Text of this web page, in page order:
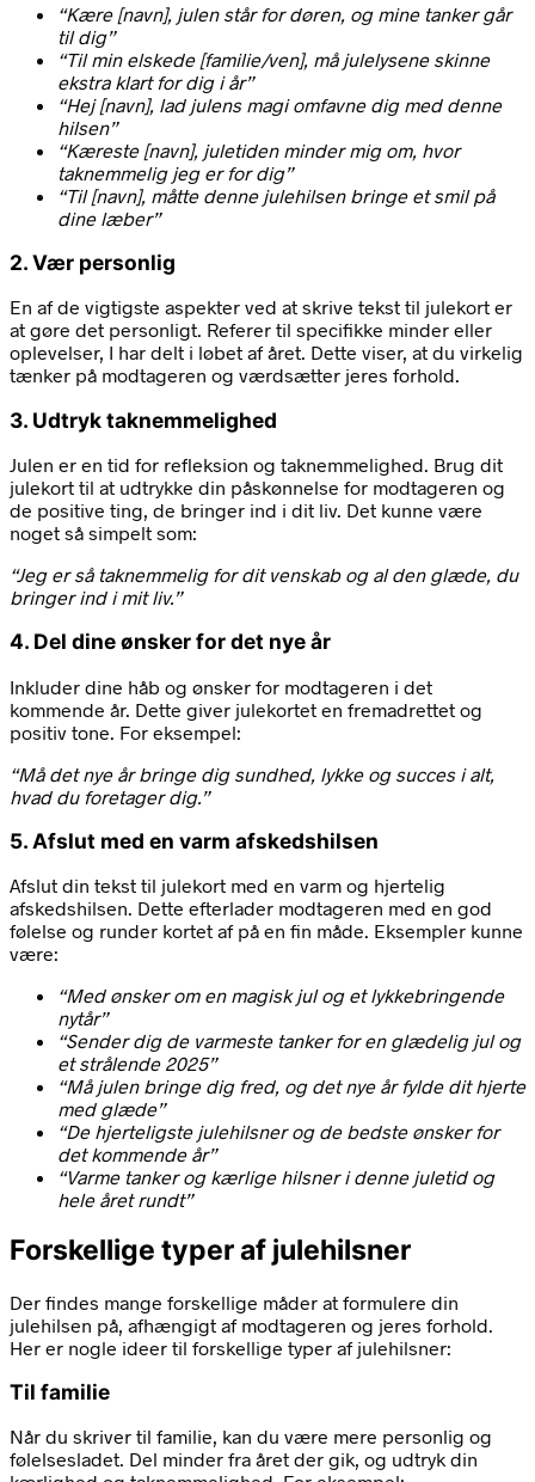
“Kære [navn], julen står for døren, og mine tanker går
til dig”
“Til min elskede [familie/ven], må julelysene skinne
ekstra klart for dig i år”
“Hej [navn], lad julens magi omfavne dig med denne
hilsen”
“Kæreste [navn], juletiden minder mig om, hvor
taknemmelig jeg er for dig”
“Til [navn], måtte denne julehilsen bringe et smil på
dine læber”
2. Vær personlig
En af de vigtigste aspekter ved at skrive tekst til julekort er
at gøre det personligt. Referer til specifikke minder eller
oplevelser, I har delt i løbet af året. Dette viser, at du virkelig
tænker på modtageren og værdsætter jeres forhold.
3. Udtryk taknemmelighed
Julen er en tid for refleksion og taknemmelighed. Brug dit
julekort til at udtrykke din påskønnelse for modtageren og
de positive ting, de bringer ind i dit liv. Det kunne være
noget så simpelt som:
“Jeg er så taknemmelig for dit venskab og al den glæde, du
bringer ind i mit liv.”
4. Del dine ønsker for det nye år
Inkluder dine håb og ønsker for modtageren i det
kommende år. Dette giver julekortet en fremadrettet og
positiv tone. For eksempel:
“Må det nye år bringe dig sundhed, lykke og succes i alt,
hvad du foretager dig.”
5. Afslut med en varm afskedshilsen
Afslut din tekst til julekort med en varm og hjertelig
afskedshilsen. Dette efterlader modtageren med en god
følelse og runder kortet af på en fin måde. Eksempler kunne
være:
“Med ønsker om en magisk jul og et lykkebringende
nytår”
“Sender dig de varmeste tanker for en glædelig jul og
et strålende 2025”
“Må julen bringe dig fred, og det nye år fylde dit hjerte
med glæde”
“De hjerteligste julehilsner og de bedste ønsker for
det kommende år”
“Varme tanker og kærlige hilsner i denne juletid og
hele året rundt”
Forskellige typer af julehilsner
Der findes mange forskellige måder at formulere din
julehilsen på, afhængigt af modtageren og jeres forhold.
Her er nogle ideer til forskellige typer af julehilsner:
Til familie
Når du skriver til familie, kan du være mere personlig og
følelsesladet. Del minder fra året der gik, og udtryk din